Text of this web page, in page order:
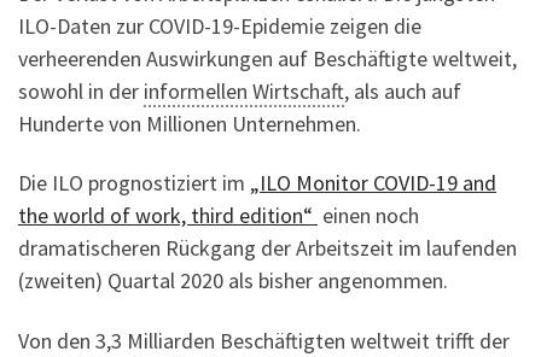
ILO-Daten zur COVID-19-Epidemie zeigen die
verheerenden Auswirkungen auf Beschäftigte weltweit,
sowohl in der informellen Wirtschaft, als auch auf
Hunderte von Millionen Unternehmen.
Die ILO prognostiziert im „ILO Monitor COVID-19 and
the world of work, third edition“ einen noch
dramatischeren Rückgang der Arbeitszeit im laufenden
(zweiten) Quartal 2020 als bisher angenommen.
Von den 3,3 Milliarden Beschäftigten weltweit trifft der